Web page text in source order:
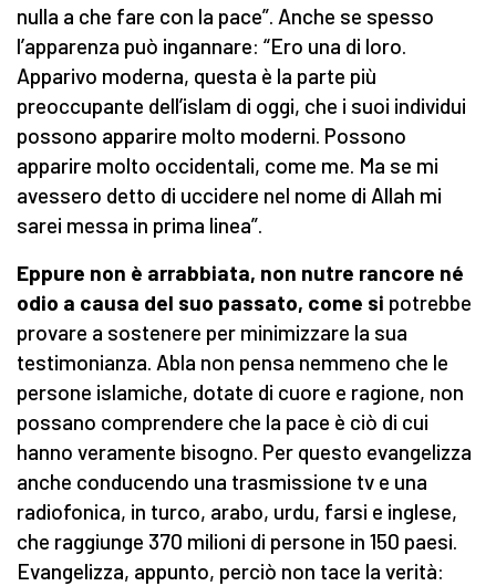
nulla a che fare con la pace”. Anche se spesso
l’apparenza può ingannare: “Ero una di loro.
Apparivo moderna, questa è la parte più
preoccupante dell’islam di oggi, che i suoi individui
possono apparire molto moderni. Possono
apparire molto occidentali, come me. Ma se mi
avessero detto di uccidere nel nome di Allah mi
sarei messa in prima linea”.
Eppure non è arrabbiata, non nutre rancore né
odio a causa del suo passato, come si potrebbe
provare a sostenere per minimizzare la sua
testimonianza. Abla non pensa nemmeno che le
persone islamiche, dotate di cuore e ragione, non
possano comprendere che la pace è ciò di cui
hanno veramente bisogno. Per questo evangelizza
anche conducendo una trasmissione tv e una
radiofonica, in turco, arabo, urdu, farsi e inglese,
che raggiunge 370 milioni di persone in 150 paesi.
Evangelizza, appunto, perciò non tace la verità: